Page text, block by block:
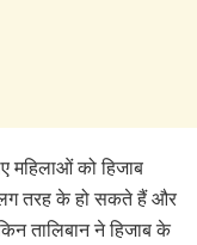
महिलाओं को हिजाब
तरह के हो सकते हैं और
तालिबान ने हिजाब के